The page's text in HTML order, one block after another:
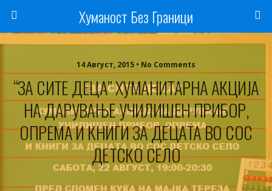
Хуманост Без Граници
14 Август, 2015 • No Comments
“ЗА СИТЕ ДЕЦА” ХУМАНИТАРНА АКЦИЈА
НА ДАРУВАЊЕ УЧИЛИШЕН ПРИБОР,
ОПРЕМА И КНИГИ ЗА ДЕЦАТА ВО СОС
ДЕТСКО СЕЛО